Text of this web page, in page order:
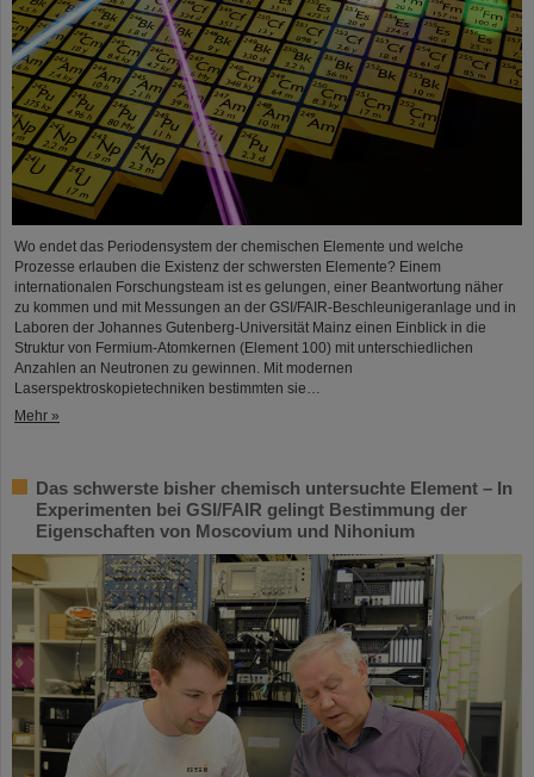
Wo endet das Periodensystem der chemischen Elemente und welche
Prozesse erlauben die Existenz der schwersten Elemente? Einem
internationalen Forschungsteam ist es gelungen, einer Beantwortung näher
zu kommen und mit Messungen an der GSI/FAIR-Beschleunigeranlage und in
Laboren der Johannes Gutenberg-Universität Mainz einen Einblick in die
Struktur von Fermium-Atomkernen (Element 100) mit unterschiedlichen
Anzahlen an Neutronen zu gewinnen. Mit modernen
Laserspektroskopietechniken bestimmten sie…
Mehr »
Das schwerste bisher chemisch untersuchte Element – In
Experimenten bei GSI/FAIR gelingt Bestimmung der
Eigenschaften von Moscovium und Nihonium